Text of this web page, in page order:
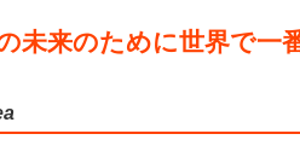
未来のために世界で一